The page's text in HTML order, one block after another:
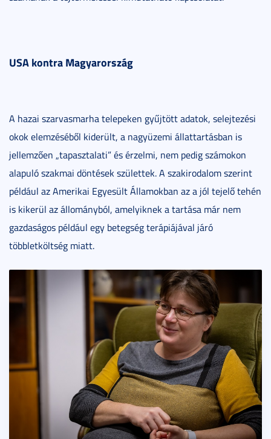
USA kontra Magyarország
A hazai szarvasmarha telepeken gyűjtött adatok, selejtezési
okok elemzéséből kiderült, a nagyüzemi állattartásban is
jellemzően „tapasztalati” és érzelmi, nem pedig számokon
alapuló szakmai döntések születtek. A szakirodalom szerint
például az Amerikai Egyesült Államokban az a jól tejelő tehén
is kikerül az állományból, amelyiknek a tartása már nem
gazdaságos például egy betegség terápiájával járó
többletköltség miatt.